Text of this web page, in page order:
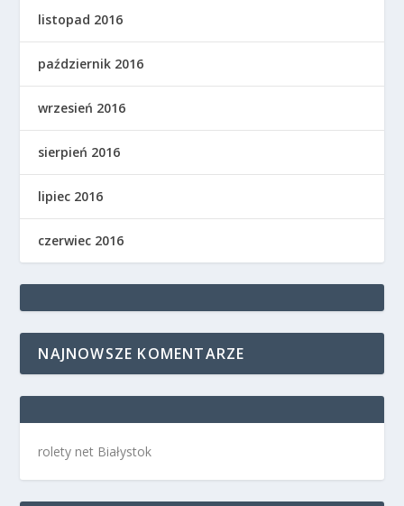
listopad 2016
październik 2016
wrzesień 2016
sierpień 2016
lipiec 2016
czerwiec 2016
NAJNOWSZE KOMENTARZE
rolety net Białystok